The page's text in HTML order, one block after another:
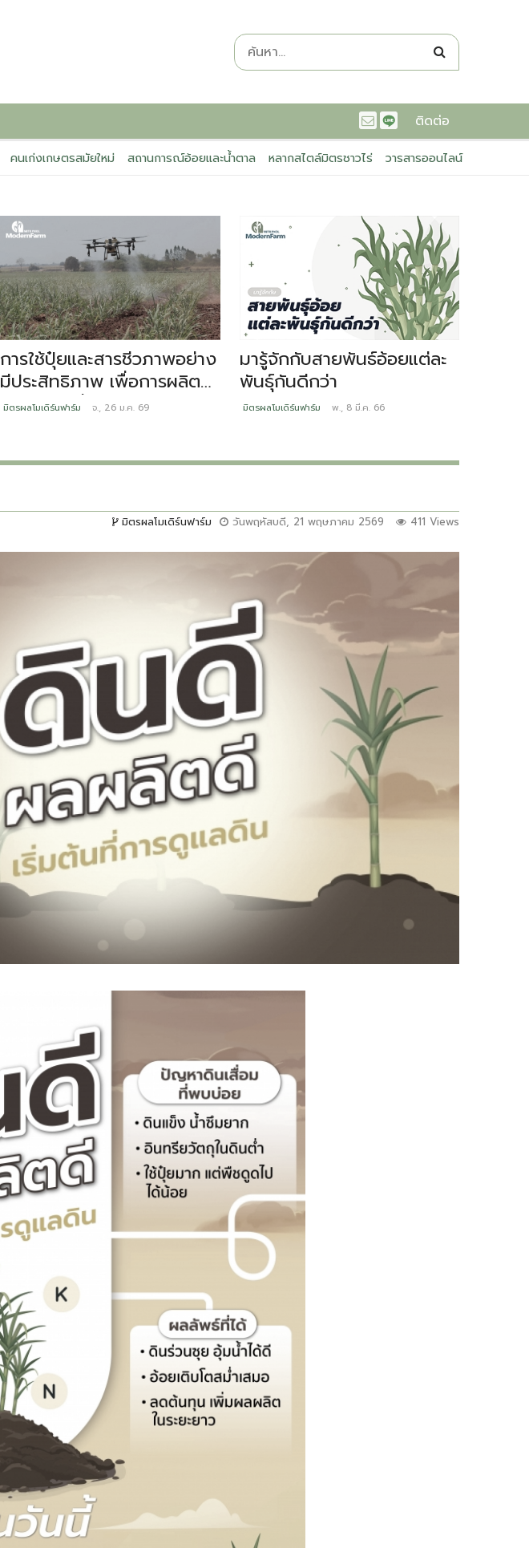
ติดต่อ
คนเก่งเกษตรสมัยใหม่ สถานการณ์อ้อยและน้ำตาล หลากสไตล์มิตรชาวไร่ วารสารออนไลน์
การใช้ปุ๋ยและสารชีวภาพอย่าง
มีประสิทธิภาพ เพื่อการผลิต
อ้อยอย่างยั่งยืน
มิตรผลโมเดิร์นฟาร์ม จ., 26 ม.ค. 69
มารู้จักกับสายพันธ์อ้อยแต่ละ
พันธ์ุกันดีกว่า
มิตรผลโมเดิร์นฟาร์ม พ., 8 มี.ค. 66
วันพฤหัสบดี, 21 พฤษภาคม 2569 411 Views
มิตรผลโมเดิร์นฟาร์ม